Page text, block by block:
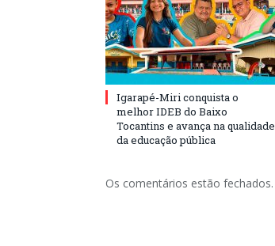
Igarapé-Miri conquista o
melhor IDEB do Baixo
Tocantins e avança na qualidade
da educação pública
Os comentários estão fechados.